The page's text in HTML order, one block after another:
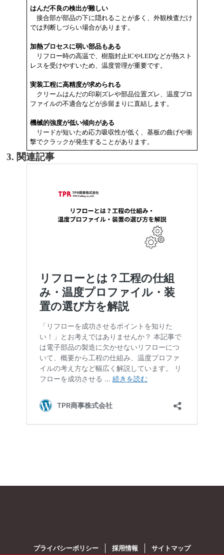
はんだ不良の検出が難しい
接合部が部品の下に隠れることが多く、外観検査だけ
では判断しづらい場合があります。
加熱プロセスに弱い部品もある
リフロー時の高温で、樹脂封止ICやLEDなどが熱スト
レスを受けやすいため、温度管理が重要です。
実装工程に高精度が求められる
クリームはんだの印刷ズレや部品位置ズレ、温度プロ
ファイルの不適合などが歩留まりに直結します。
機械的強度が低い傾向がある
リードが短いため応力吸収性が低く、基板の曲げや衝
撃でクラックが発生することがあります。
3. 関連記事
プライバシーポリシー 採用情報 サイトマップ